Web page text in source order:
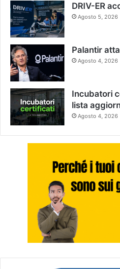
DRIV-ER
Agosto 5, 2026
Palantir
Agosto 4, 2026
Incubatori
lista
Agosto 4, 2026